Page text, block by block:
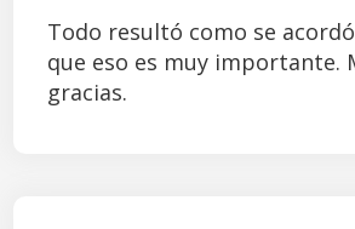
Todo resultó como se
que eso es muy importante.
gracias.